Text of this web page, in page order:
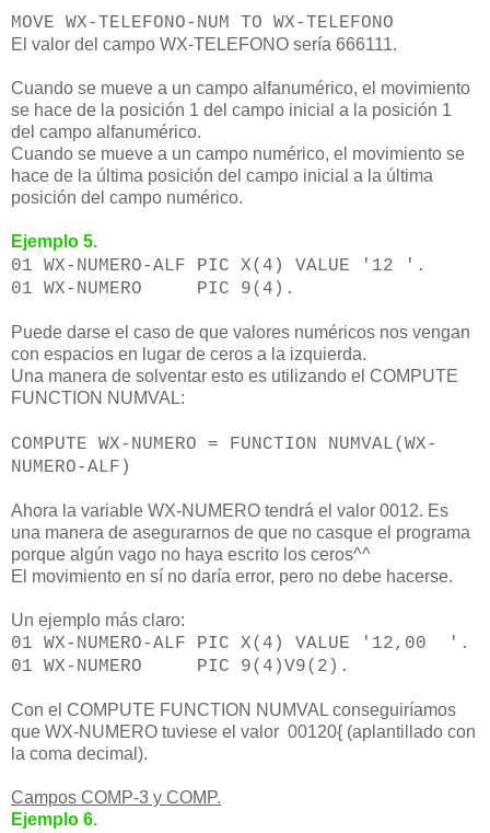
MOVE WX-TELEFONO-NUM TO WX-TELEFONO
El valor del campo WX-TELEFONO sería 666111.
Cuando se mueve a un campo alfanumérico, el movimiento
se hace de la posición 1 del campo inicial a la posición 1
del campo alfanumérico.
Cuando se mueve a un campo numérico, el movimiento se
hace de la última posición del campo inicial a la última
posición del campo numérico.
Ejemplo 5.
01 WX-NUMERO-ALF PIC X(4) VALUE '12 '.
01 WX-NUMERO PIC 9(4).
Puede darse el caso de que valores numéricos nos vengan
con espacios en lugar de ceros a la izquierda.
Una manera de solventar esto es utilizando el COMPUTE
FUNCTION NUMVAL:
COMPUTE WX-NUMERO = FUNCTION NUMVAL(WX-
NUMERO-ALF)
Ahora la variable WX-NUMERO tendrá el valor 0012. Es
una manera de asegurarnos de que no casque el programa
porque algún vago no haya escrito los ceros^^
El movimiento en sí no daría error, pero no debe hacerse.
Un ejemplo más claro:
01 WX-NUMERO-ALF PIC X(4) VALUE '12,00 '.
01 WX-NUMERO PIC 9(4)V9(2).
Con el COMPUTE FUNCTION NUMVAL conseguiríamos
que WX-NUMERO tuviese el valor 00120{ (aplantillado con
la coma decimal).
Campos COMP-3 y COMP.
Ejemplo 6.